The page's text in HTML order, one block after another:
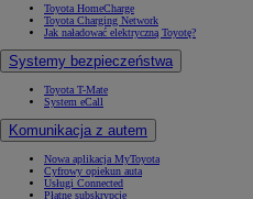
Toyota HomeCharge
Toyota Charging Network
Jak naładować elektryczną Toyotę?
Systemy bezpieczeństwa
Toyota T-Mate
System eCall
Komunikacja z autem
Nowa aplikacja MyToyota
Cyfrowy opiekun auta
Usługi Connected
Płatne subskrypcje